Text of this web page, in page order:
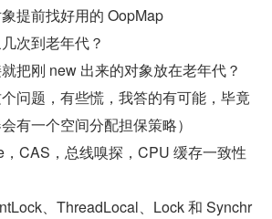
提前找好用的 OopMap
次到老年代？
把刚 new 出来的对象放在老年代？
个问题，有些慌，我答的有可能，毕竟
有一个空间分配担保策略）
CAS，总线嗅探，CPU 缓存一致性
、ThreadLocal、Lock 和 Synchr